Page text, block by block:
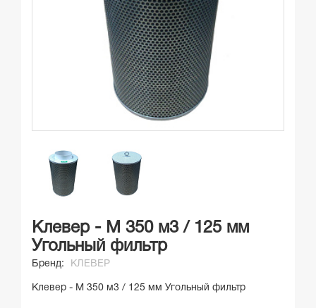
Клевер - М 350 м3 / 125 мм
Угольный фильтр
Бренд: КЛЕВЕР
Клевер - М 350 м3 / 125 мм Угольный фильтр